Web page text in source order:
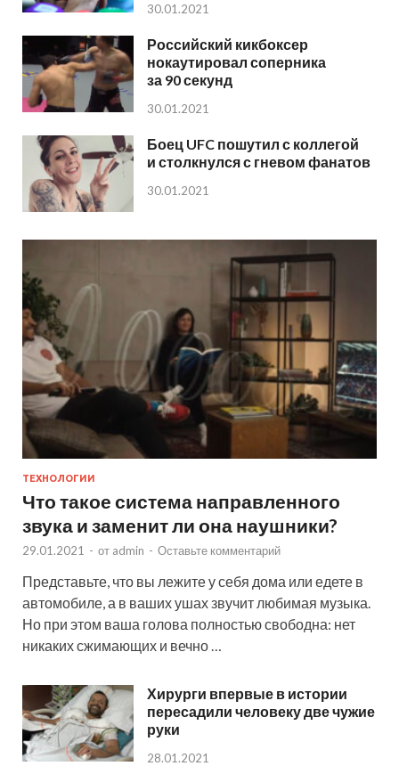
30.01.2021
Российский кикбоксер
нокаутировал соперника
за 90 секунд
30.01.2021
Боец UFC пошутил с коллегой
и столкнулся с гневом фанатов
30.01.2021
ТЕХНОЛОГИИ
Что такое система направленного
звука и заменит ли она наушники?
29.01.2021 - от admin - Оставьте комментарий
Представьте, что вы лежите у себя дома или едете в
автомобиле, а в ваших ушах звучит любимая музыка.
Но при этом ваша голова полностью свободна: нет
никаких сжимающих и вечно …
Хирурги впервые в истории
пересадили человеку две чужие
руки
28.01.2021